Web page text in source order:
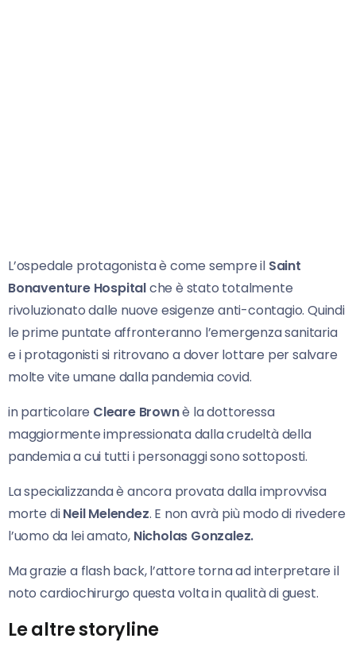
L’ospedale protagonista è come sempre il Saint
Bonaventure Hospitalche è stato totalmente
rivoluzionato dalle nuove esigenze anti-contagio. Quindi
le prime puntate affronteranno l’emergenza sanitaria
e i protagonisti si ritrovano a dover lottare per salvare
molte vite umane dalla pandemia covid.
in particolare Cleare Brownè la dottoressa
maggiormente impressionata dalla crudeltà della
pandemia a cui tutti i personaggi sono sottoposti.
La specializzanda è ancora provata dalla improvvisa
morte diNeil Melendez. E non avrà più modo di rivedere
l’uomo da lei amato, Nicholas Gonzalez.
Ma grazie a flash back, l’attore torna ad interpretare il
noto cardiochirurgo questa volta in qualità di guest.
Le altre storyline